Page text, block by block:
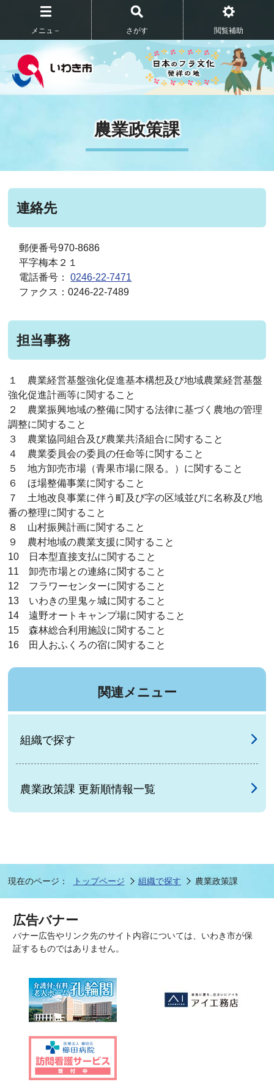
メニュ－ さがす 閲覧補助
農業政策課
連絡先
郵便番号970-8686
平字梅本２１
電話番号：0246-22-7471
ファクス：0246-22-7489
担当事務
１ 農業経営基盤強化促進基本構想及び地域農業経営基盤
強化促進計画等に関すること
２ 農業振興地域の整備に関する法律に基づく農地の管理
調整に関すること
３ 農業協同組合及び農業共済組合に関すること
４ 農業委員会の委員の任命等に関すること
５ 地方卸売市場（青果市場に限る。）に関すること
６ ほ場整備事業に関すること
７ 土地改良事業に伴う町及び字の区域並びに名称及び地
番の整理に関すること
８ 山村振興計画に関すること
９ 農村地域の農業支援に関すること
10 日本型直接支払に関すること
11 卸売市場との連絡に関すること
12 フラワーセンターに関すること
13 いわきの里鬼ヶ城に関すること
14 遠野オートキャンプ場に関すること
15 森林総合利用施設に関すること
16 田人おふくろの宿に関すること
関連メニュー
組織で探す
農業政策課 更新順情報一覧
現在のページ： トップページ 組織で探す 農業政策課
広告バナー
バナー広告やリンク先のサイト内容については、いわき市が保
証するものではありません。